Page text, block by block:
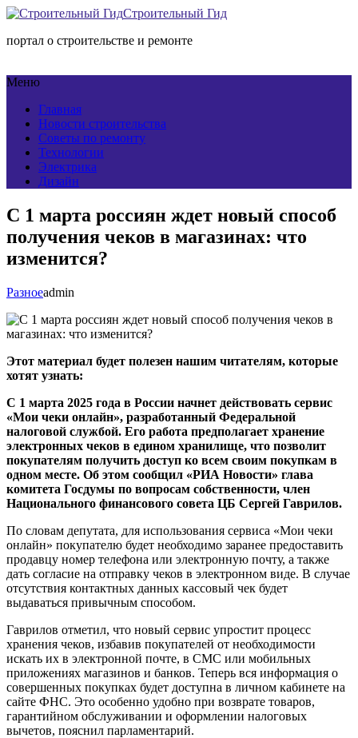
Строительный Гид
портал о строительстве и ремонте
Меню
Главная
Новости строительства
Советы по ремонту
Технологии
Электрика
Дизайн
С 1 марта россиян ждет новый способ
получения чеков в магазинах: что
изменится?
Разноеadmin
Этот материал будет полезен нашим читателям, которые
хотят узнать:
С 1 марта 2025 года в России начнет действовать сервис
«Мои чеки онлайн», разработанный Федеральной
налоговой службой. Его работа предполагает хранение
электронных чеков в едином хранилище, что позволит
покупателям получить доступ ко всем своим покупкам в
одном месте. Об этом сообщил «РИА Новости» глава
комитета Госдумы по вопросам собственности, член
Национального финансового совета ЦБ Сергей Гаврилов.
По словам депутата, для использования сервиса «Мои чеки
онлайн» покупателю будет необходимо заранее предоставить
продавцу номер телефона или электронную почту, а также
дать согласие на отправку чеков в электронном виде. В случае
отсутствия контактных данных кассовый чек будет
выдаваться привычным способом.
Гаврилов отметил, что новый сервис упростит процесс
хранения чеков, избавив покупателей от необходимости
искать их в электронной почте, в СМС или мобильных
приложениях магазинов и банков. Теперь вся информация о
совершенных покупках будет доступна в личном кабинете на
сайте ФНС. Это особенно удобно при возврате товаров,
гарантийном обслуживании и оформлении налоговых
вычетов, пояснил парламентарий.